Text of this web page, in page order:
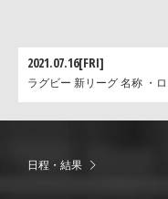
2021.07.16[FRI]
ラグビー 新リーグ 名称 ・
日程・結果